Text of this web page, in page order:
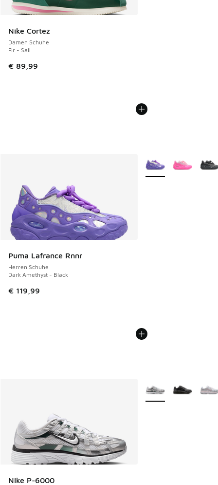
Nike Cortez
Damen Schuhe
Fir - Sail
€ 89,99
Puma Lafrance Rnnr
Herren Schuhe
Dark Amethyst - Black
€ 119,99
Weitere Farben
Nike P-6000
Weitere Farben